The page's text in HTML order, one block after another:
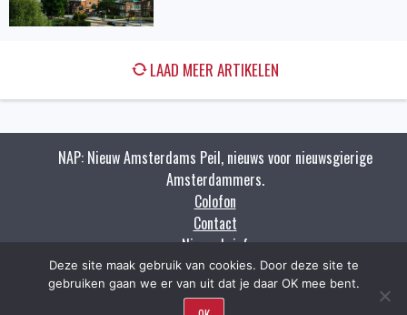
LAAD MEER ARTIKELEN
NAP: Nieuw Amsterdams Peil, nieuws voor nieuwsgierige
Amsterdammers.
Colofon
Contact
Nieuwsbrief
Zoeken
Deze site maak gebruik van cookies. Door deze site te
gebruiken gaan we er van uit dat je daar OK mee bent.